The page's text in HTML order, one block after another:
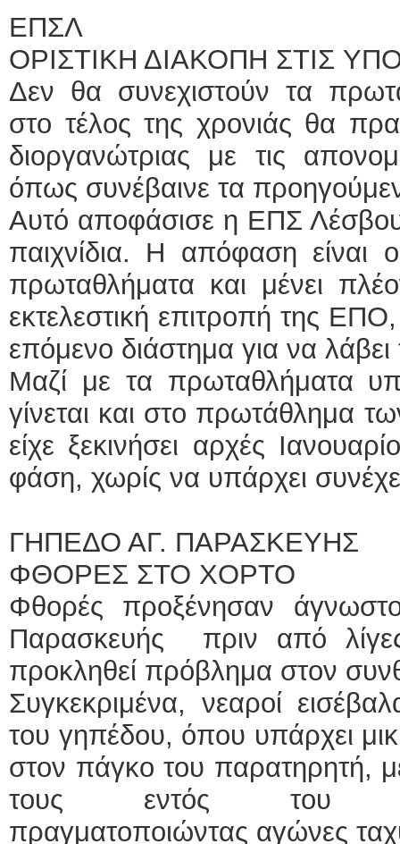
ΕΠΣΛ
ΟΡΙΣΤΙΚΗ ΔΙΑΚΟΠΗ ΣΤΙΣ
Δεν θα συνεχιστούν τα
στο τέλος της χρονιάς θα
διοργανώτριας με τις
όπως συνέβαινε τα
Αυτό αποφάσισε η ΕΠΣ
παιχνίδια. Η απόφαση είναι
πρωταθλήματα και μένει
εκτελεστική επιτροπή της
επόμενο διάστημα για να
Μαζί με τα πρωταθλήματα
γίνεται και στο πρωτάθλημα
είχε ξεκινήσει αρχές
φάση, χωρίς να υπάρχει
ΓΗΠΕΔΟ ΑΓ. ΠΑΡΑΣΚΕΥΗΣ
ΦΘΟΡΕΣ ΣΤΟ ΧΟΡΤΟ
Φθορές προξένησαν
Παρασκευής πριν από
προκληθεί πρόβλημα στον
Συγκεκριμένα, νεαροί
του γηπέδου, όπου υπάρχει
στον πάγκο του παρατηρητή, με
τους εντός του
πραγματοποιώντας αγώνες